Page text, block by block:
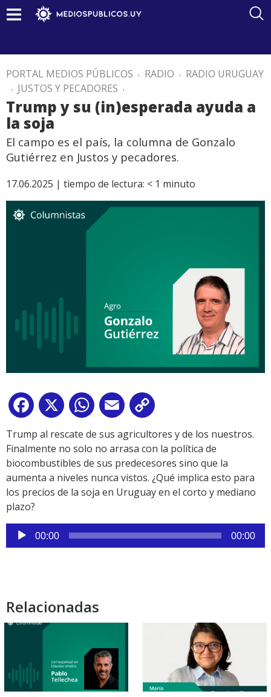
PORTAL MEDIOS PÚBLICOS . RADIO . RADIO URUGUAY
. JUSTOS Y PECADORES .
Trump y su (in)esperada ayuda a
la soja
El campo es el país, la columna de Gonzalo
Gutiérrez en Justos y pecadores.
17.06.2025 | tiempo de lectura: < 1 minuto
Facebook
X WhatsApp
Email
Link
Trump al rescate de sus agricultores y de los nuestros.
Finalmente no solo no arrasa con la política de
biocombustibles de sus predecesores sino que la
aumenta a niveles nunca vistos. ¿Qué implica esto para
los precios de la soja en Uruguay en el corto y mediano
plazo?
Reproductor
de
00:00 00:00
Relacionadas